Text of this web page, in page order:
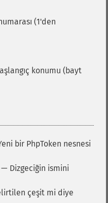
(1'den
konumu (bayt
bir PhpToken nesnesi
— Dizgeciğin ismini
çeşit mi diye